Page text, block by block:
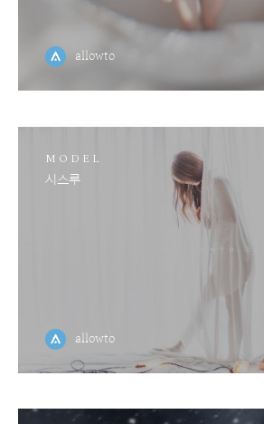
allowto
MODEL
시스루
allowto